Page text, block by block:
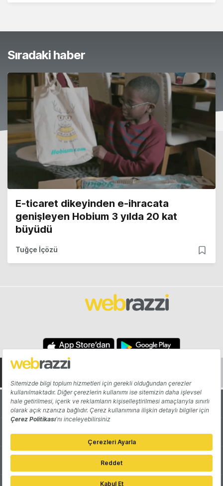
Sıradaki haber
E-ticaret dikeyinden e-ihracata
genişleyen Hobium 3 yılda 20 kat
büyüdü
Tuğçe İçözü
Hakkında Yazarlar
Katkıda Bulun Reklam